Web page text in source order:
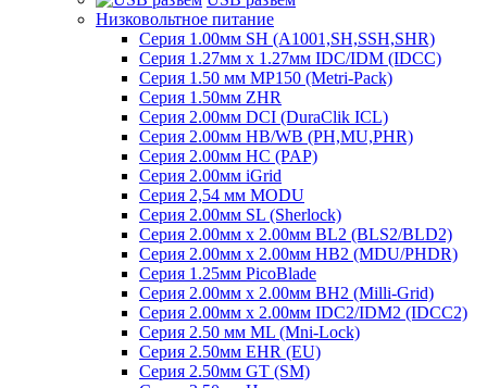
Низковольтное питание
Серия 1.00мм SH (A1001,SH,SSH,SHR)
Серия 1.27мм x 1.27мм IDC/IDM (IDCC)
Серия 1.50 мм MP150 (Metri-Pack)
Серия 1.50мм ZHR
Серия 2.00мм DCI (DuraClik ICL)
Серия 2.00мм HB/WB (PH,MU,PHR)
Серия 2.00мм HC (PAP)
Серия 2.00мм iGrid
Серия 2,54 мм MODU
Серия 2.00мм SL (Sherlock)
Серия 2.00мм x 2.00мм BL2 (BLS2/BLD2)
Серия 2.00мм x 2.00мм HB2 (MDU/PHDR)
Серия 1.25мм PicoBlade
Серия 2.00мм х 2.00мм BH2 (Milli-Grid)
Серия 2.00мм х 2.00мм IDC2/IDM2 (IDCC2)
Серия 2.50 мм ML (Mni-Lock)
Серия 2.50мм EHR (EU)
Серия 2.50мм GT (SM)